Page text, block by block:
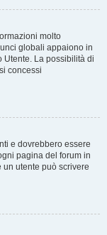
molto
globali appaiono in
Utente. La possibilità di
concessi
e dovrebbero essere
pagina del forum in
un utente può scrivere